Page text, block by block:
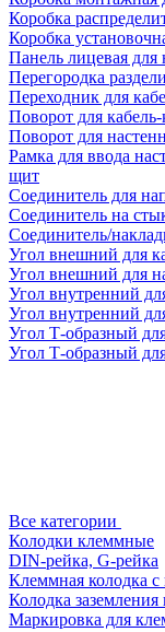
Коробка
Коробка
Панель лицевая для
Перегородка
Переходник для
Поворот для кабель-
Поворот для
Рамка для ввода
щит
Соединитель для
Соединитель на
Соединитель/
Угол внешний для
Угол внешний для
Угол внутренний
Угол внутренний
Угол Т-образный
Угол Т-образный
Все категории
Колодки клеммные
DIN-рейка, G-рейка
Клеммная колодка с
Колодка
Маркировка для